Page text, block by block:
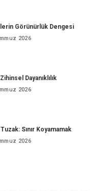
Görünürlük Dengesi
2026
Dayanıklılık
2026
Sınır Koyamamak
2026